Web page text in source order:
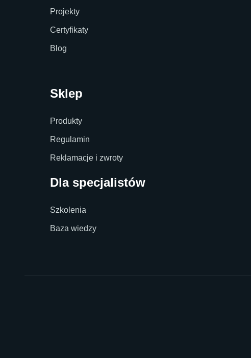
Projekty
Certyfikaty
Blog
Sklep
Produkty
Regulamin
Reklamacje i zwroty
Dla specjalistów
Szkolenia
Baza wiedzy